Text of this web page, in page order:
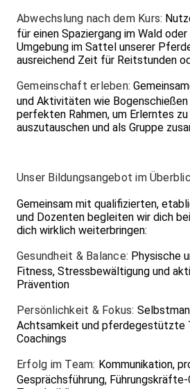
Abwechslung nach dem Kurs:
für einen Spaziergang im Wald
Umgebung im Sattel unserer
ausreichend Zeit für Reitstunden
Gemeinschaft erleben:
und Aktivitäten wie
perfekten Rahmen, um Erlerntes
auszutauschen und als Gruppe
Unser Bildungsangebot im
Gemeinsam mit qualifizierten,
und Dozenten begleiten wir dich
dich wirklich weiterbringen:
Gesundheit & Balance: Physische
Fitness, Stressbewältigung und
Prävention
Persönlichkeit & Fokus:
Achtsamkeit und pferdegestützte
Coachings
Erfolg im Team: Kommunikation,
Gesprächsführung, Führungskräfte-